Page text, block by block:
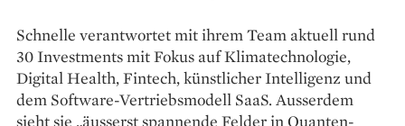
Schnelle verantwortet mit ihrem Team aktuell rund
30 Invest­ments mit Fokus auf Klimatechnologie,
Digital Health, Fintech, künstlicher Intelligenz und
dem Software-Vertriebsmodell SaaS. ­Ausserdem
sieht sie „äusserst spannende Felder in Quanten­